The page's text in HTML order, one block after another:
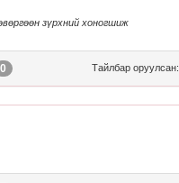
зүрхний хоногшиж
Тайлбар оруулсан:
0